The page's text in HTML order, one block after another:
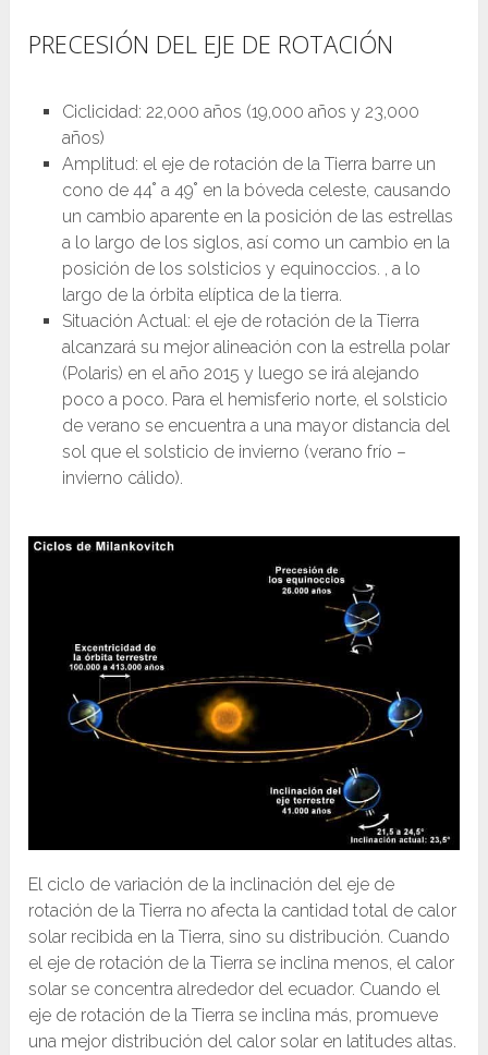
PRECESIÓN DEL EJE DE ROTACIÓN
Ciclicidad: 22,000 años (19,000 años y 23,000
años)
Amplitud: el eje de rotación de la Tierra barre un
cono de 44˚ a 49˚ en la bóveda celeste, causando
un cambio aparente en la posición de las estrellas
a lo largo de los siglos, así como un cambio en la
posición de los solsticios y equinoccios. , a lo
largo de la órbita elíptica de la tierra.
Situación Actual: el eje de rotación de la Tierra
alcanzará su mejor alineación con la estrella polar
(Polaris) en el año 2015 y luego se irá alejando
poco a poco. Para el hemisferio norte, el solsticio
de verano se encuentra a una mayor distancia del
sol que el solsticio de invierno (verano frío –
invierno cálido).
El ciclo de variación de la inclinación del eje de
rotación de la Tierra no afecta la cantidad total de calor
solar recibida en la Tierra, sino su distribución. Cuando
el eje de rotación de la Tierra se inclina menos, el calor
solar se concentra alrededor del ecuador. Cuando el
eje de rotación de la Tierra se inclina más, promueve
una mejor distribución del calor solar en latitudes altas.